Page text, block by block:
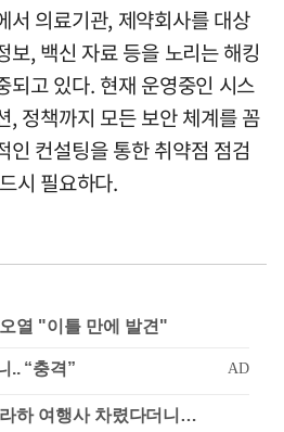
서 의료기관, 제약회사를 대상
보, 백신 자료 등을 노리는 해킹
되고 있다. 현재 운영중인 시스
, 정책까지 모든 보안 체계를 꼼
인 컨설팅을 통한 취약점 점검
시 필요하다.
열 "이틀 만에 발견"
하 여행사 차렸다더니…